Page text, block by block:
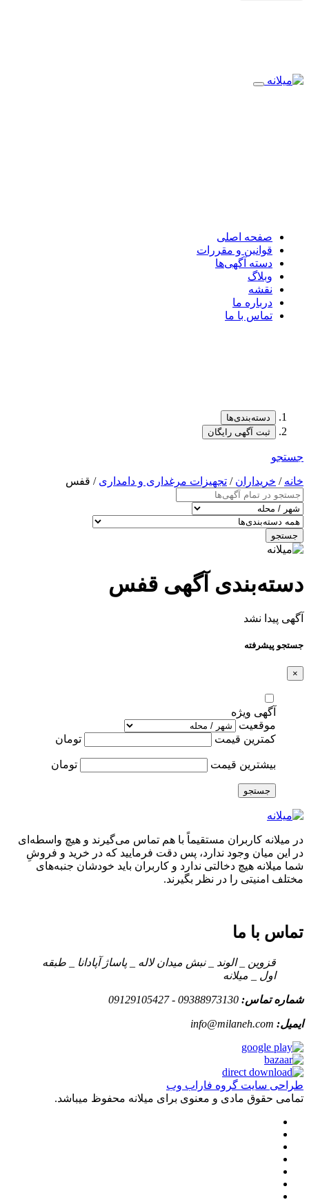
صفحه اصلی
قوانین و مقررات
دسته آگهی‌ها
وبلاگ
نقشه
درباره ما
تماس با ما
دسته‌بندی‌ها
ثبت آگهی رایگان
جستجو
خانه / خریداران / تجهیزات مرغداری و دامداری / قفس
جستجو
دسته‌بندی آگهی قفس
آگهی پیدا نشد
جستجو پیشرفته
×
آگهی ویژه
موقعیت
کمترین قیمت
تومان
بیشترین قیمت تومان
جستجو
در میلانه کاربران مستقیماً با هم تماس می‌گیرند و هیچ واسطه‌ای
در این میان وجود ندارد، پس دقت فرمایید که در خرید و فروشِ
شما میلانه هیچ دخالتی ندارد و کاربران باید خودشان جنبه‌های
مختلف امنیتی را در نظر بگیرند.
تماس با ما
قزوین _ الوند _ نبش میدان لاله _ پاساژ آپادانا _ طبقه
اول _ میلانه
شماره تماس: 09388973130 - 09129105427
ایمیل: info@milaneh.com
طراحی سایت گروه فاراب وب
تمامی حقوق مادی و معنوی برای میلانه محفوظ میباشد.